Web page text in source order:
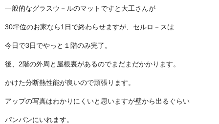
一般的なグラスウ－ルのマットですと大工さんが
30坪位のお家なら1日で終わらせますが、セルロ－スは
今日で3日でやっと１階のみ完了。
後、2階の外周と屋根裏があるのでまだまだかかります。
かけた分断熱性能が良いので頑張ります。
アップの写真はわかりにくいと思いますが壁から出るぐらい
パンパンにいれます。